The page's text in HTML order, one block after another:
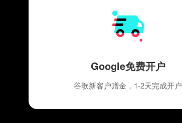
Google免费开户
谷歌新客户赠金，1-2天完成开户